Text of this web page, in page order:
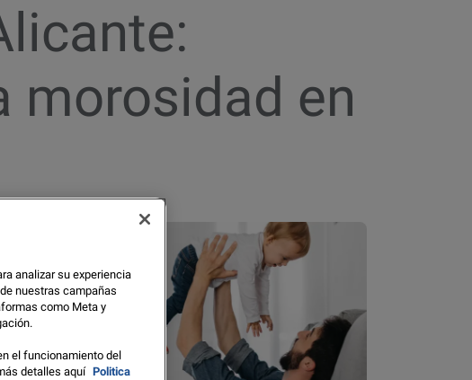
morosidad en
analizar su experiencia
nuestras campañas
como Meta y
el funcionamiento del
detalles aquí Politica